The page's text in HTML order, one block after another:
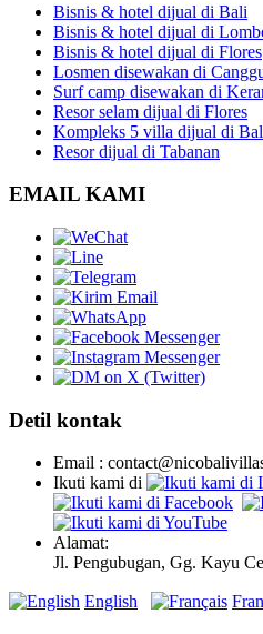
Bisnis & hotel dijual di Bali
Bisnis & hotel dijual di
Bisnis & hotel dijual di Flores
Losmen disewakan di
Surf camp disewakan di
Resor selam dijual di Flores
Kompleks 5 villa dijual di
Resor dijual di Tabanan
EMAIL KAMI
Detil kontak
Email :
Ikuti kami di
Alamat:
Jl. Pengubugan, Gg. Kayu
English